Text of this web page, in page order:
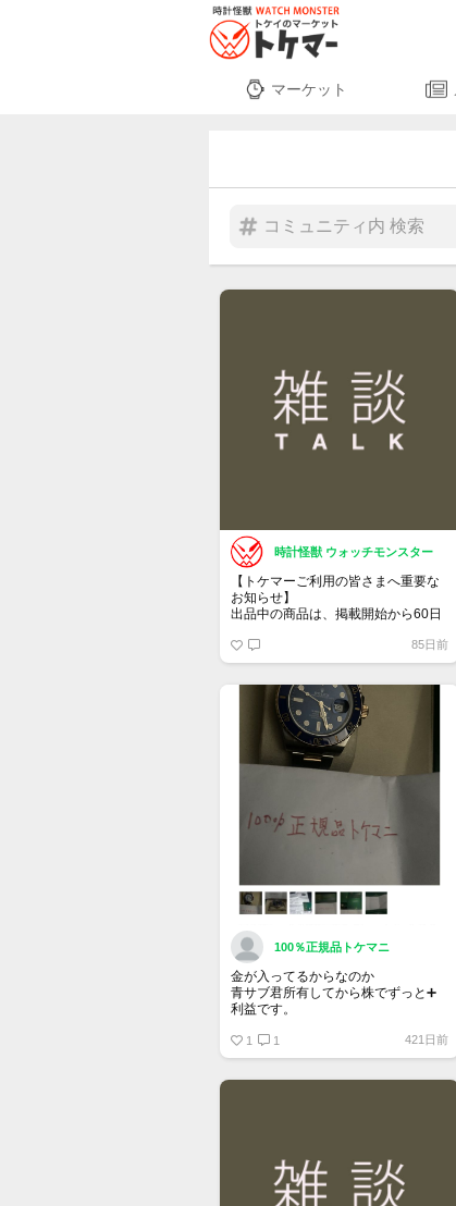
マーケット
時計怪獣 ウォッチモンスター
【トケマーご利用の皆さまへ重要な
お知らせ】
出品中の商品は、掲載開始から60日
へ戻ります。
トップページでお気に入り登録がで
詳しくはマイページ＞お知らせをご
確認ください。
85日前
100％正規品トケマニ
金が入ってるからなのか
青サブ君所有してから株でずっと➕
利益です。
銘柄番号7932 ニッピ
株価が下がっても、上がっても
1 1 421日前